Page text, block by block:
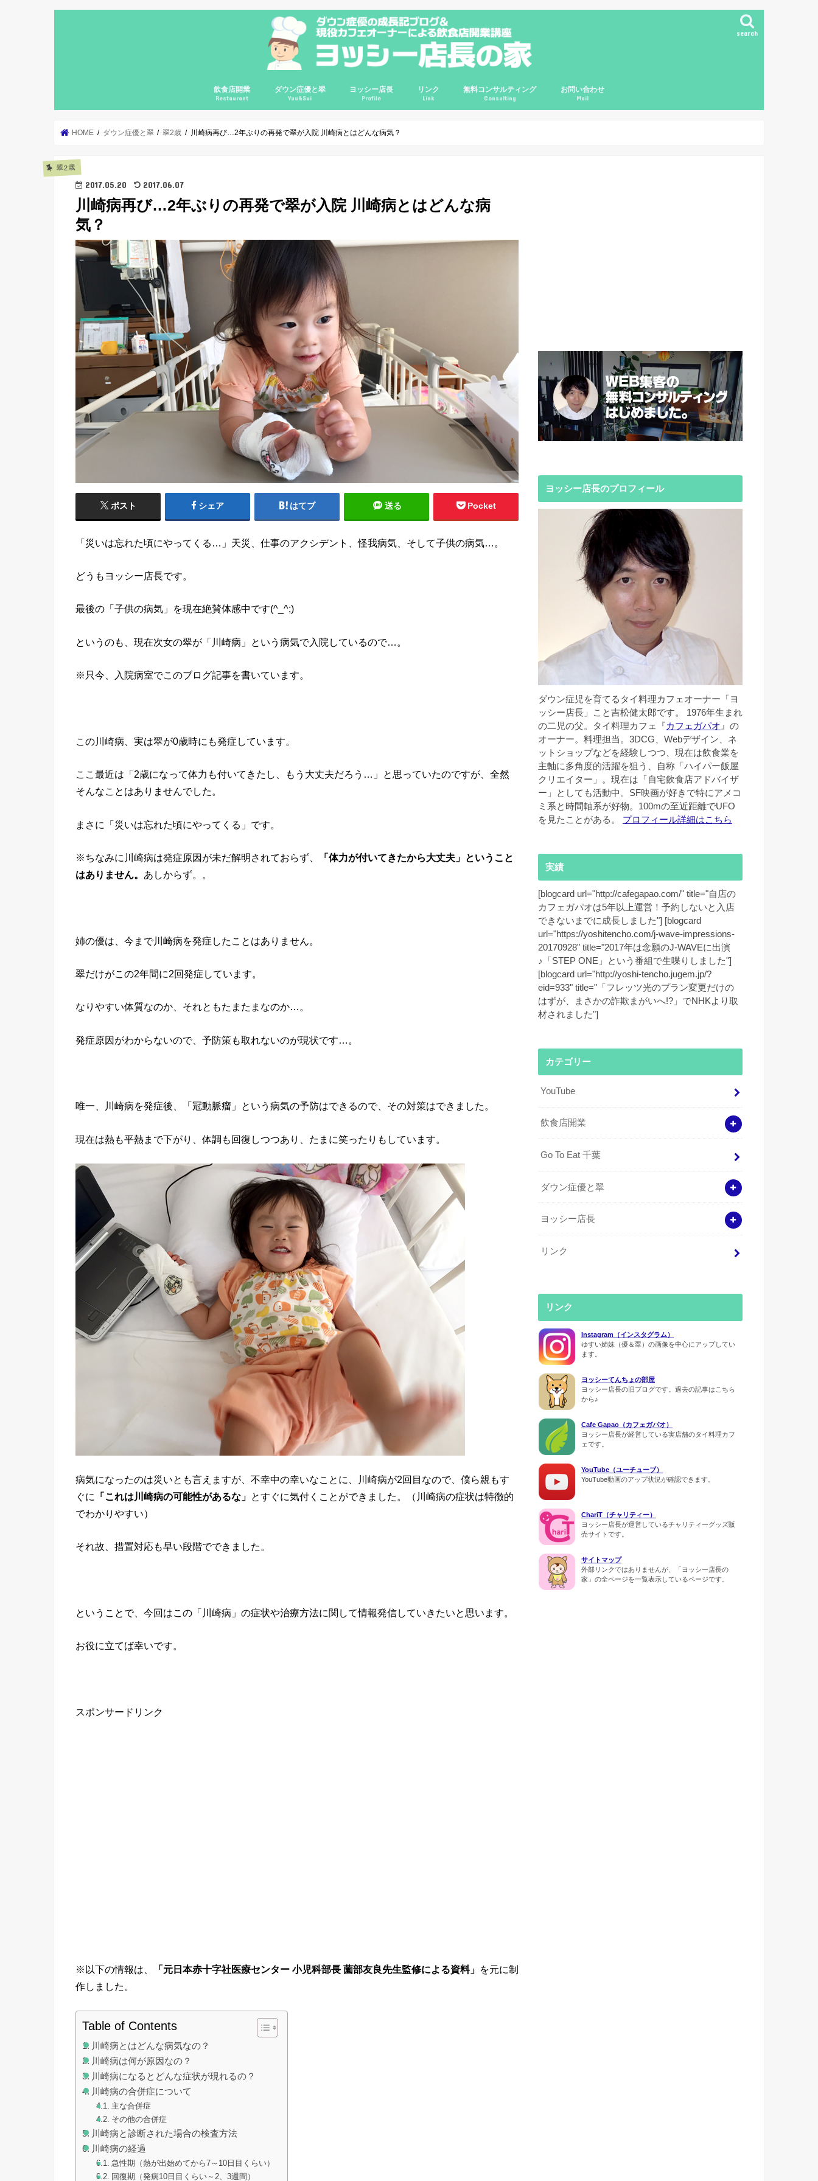
search
飲食店開業
Restaurant
ダウン症優と翠
Yuu&Sui
ヨッシー店長
Profile
リンク
Link
無料コンサルティング
Consulting
お問い合わせ
Mail
HOME ダウン症優と翠 翠2歳 川崎病再び…2年ぶりの再発で翠が入院 川崎病とはどんな病気？
翠2歳
2017.05.20 2017.06.07
川崎病再び…2年ぶりの再発で翠が入院 川崎病とはどんな病
気？
ポスト シェア はてブ 送る Pocket
「災いは忘れた頃にやってくる…」天災、仕事のアクシデント、怪我病気、そして子供の病気…。
どうもヨッシー店長です。
最後の「子供の病気」を現在絶賛体感中です(^_^;)
というのも、現在次女の翠が「川崎病」という病気で入院しているので…。
※只今、入院病室でこのブログ記事を書いています。
この川崎病、実は翠が0歳時にも発症しています。
ここ最近は「2歳になって体力も付いてきたし、もう大丈夫だろう…」と思っていたのですが、全然
そんなことはありませんでした。
まさに「災いは忘れた頃にやってくる」です。
※ちなみに川崎病は発症原因が未だ解明されておらず、
「体力が付いてきたから大丈夫」ということ
はありません。 あしからず。。
姉の優は、今まで川崎病を発症したことはありません。
翠だけがこの2年間に2回発症しています。
なりやすい体質なのか、それともたまたまなのか…。
発症原因がわからないので、予防策も取れないのが現状です…。
唯一、川崎病を発症後、「冠動脈瘤」という病気の予防はできるので、その対策はできました。
現在は熱も平熱まで下がり、体調も回復しつつあり、たまに笑ったりもしています。
病気になったのは災いとも言えますが、不幸中の幸いなことに、川崎病が2回目なので、僕ら親もす
ぐに
「これは川崎病の可能性があるな」 とすぐに気付くことができました。（川崎病の症状は特徴的
でわかりやすい）
それ故、措置対応も早い段階でできました。
ということで、今回はこの「川崎病」の症状や治療方法に関して情報発信していきたいと思います。
お役に立てば幸いです。
スポンサードリンク
※以下の情報は、 「元日本赤十字社医療センター 小児科部長 薗部友良先生監修による資料」 を元に制
作しました。
Table of Contents
川崎病とはどんな病気なの？
川崎病は何が原因なの？
川崎病になるとどんな症状が現れるの？
川崎病の合併症について
主な合併症
その他の合併症
川崎病と診断された場合の検査方法
川崎病の経過
急性期（熱が出始めてから7～10日目くらい）
回復期（発病10日目くらい～2、3週間）
ヨッシー店長のプロフィール
ダウン症児を育てるタイ料理カフェオーナー「ヨ
ッシー店長」こと吉松健太郎です。 1976年生まれ
の二児の父。タイ料理カフェ『カフェガパオ』の
オーナー。料理担当。3DCG、Webデザイン、ネ
ットショップなどを経験しつつ、現在は飲食業を
主軸に多角度的活躍を狙う、自称「ハイパー飯屋
クリエイター」。現在は「自宅飲食店アドバイザ
ー」としても活動中。SF映画が好きで特にアメコ
ミ系と時間軸系が好物。100mの至近距離でUFO
を見たことがある。 プロフィール詳細はこちら
実績
[blogcard url="http://cafegapao.com/" title="自店の
カフェガパオは5年以上運営！予約しないと入店
できないまでに成長しました"] [blogcard
url="https://yoshitencho.com/j-wave-impressions-
20170928" title="2017年は念願のJ-WAVEに出演
♪「STEP ONE」という番組で生喋りしました"]
[blogcard url="http://yoshi-tencho.jugem.jp/?
eid=933" title="「フレッツ光のプラン変更だけの
はずが、まさかの詐欺まがいへ!?」でNHKより取
材されました"]
カテゴリー
YouTube
飲食店開業
Go To Eat 千葉
ダウン症優と翠
ヨッシー店長
リンク
リンク
Instagram（インスタグラム）
ゆすい姉妹（優＆翠）の画像を中心にアップしてい
ます。
ヨッシーてんちょの部屋
ヨッシー店長の旧ブログです。過去の記事はこちら
から♪
Cafe Gapao（カフェガパオ）
ヨッシー店長が経営している実店舗のタイ料理カフ
ェです。
YouTube（ユーチューブ）
YouTube動画のアップ状況が確認できます。
ChariT（チャリティー）
ヨッシー店長が運営しているチャリティーグッズ販
売サイトです。
サイトマップ
外部リンクではありませんが、「ヨッシー店長の
家」の全ページを一覧表示しているページです。